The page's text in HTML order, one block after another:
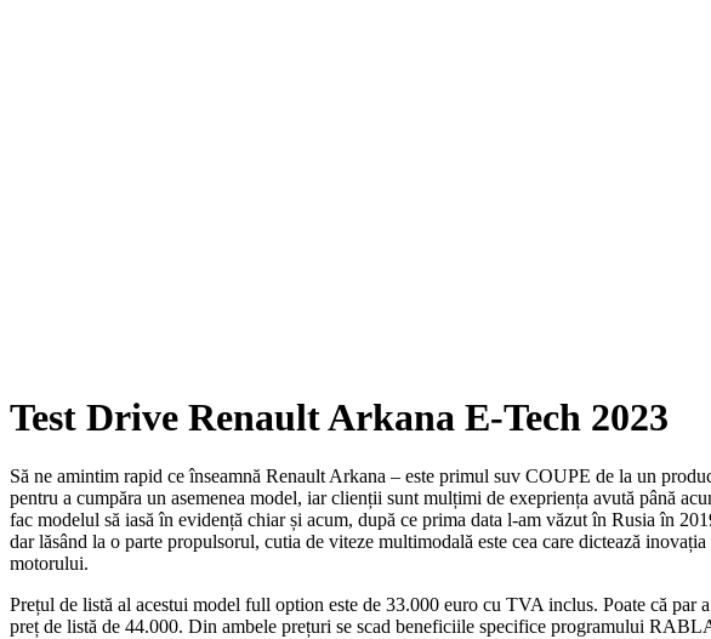
Test Drive Renault Arkana E-Tech 2023
Să ne amintim rapid ce înseamnă Renault Arkana – este primul suv COUPE de la un
pentru a cumpăra un asemenea model, iar clienții sunt mulțimi de exepriența avută până
fac modelul să iasă în evidență chiar și acum, după ce prima data l-am văzut în Rusia în
dar lăsând la o parte propulsorul, cutia de viteze multimodală este cea care dictează
motorului.
Prețul de listă al acestui model full option este de 33.000 euro cu TVA inclus. Poate că par
preț de listă de 44.000. Din ambele prețuri se scad beneficiile specifice programului